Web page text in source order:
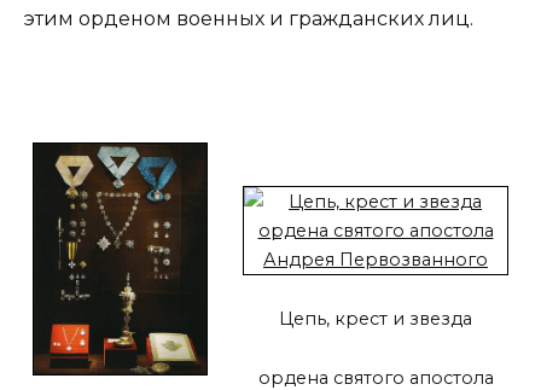
этим орденом военных и гражданских лиц.
Цепь, крест и звезда
ордена святого апостола